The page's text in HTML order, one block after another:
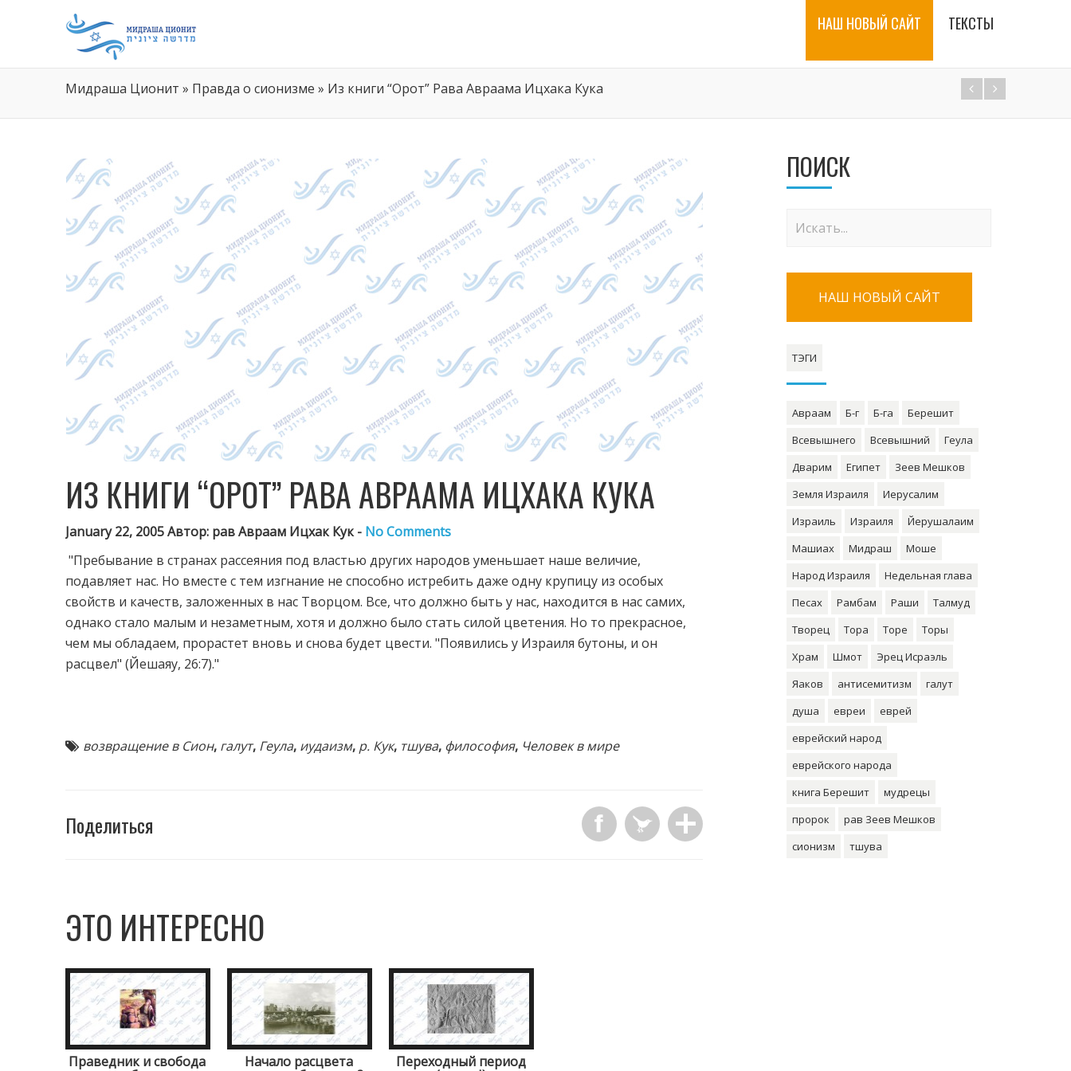
НАШ НОВЫЙ САЙТ ТЕКСТЫ
Мидраша Ционит » Правда о сионизме » Из книги “Орот” Рава Авраама Ицхака Кука
ИЗ КНИГИ “ОРОТ” РАВА АВРААМА ИЦХАКА КУКА
January 22, 2005 Автор: рав Авраам Ицхак Кук - No Comments
"Пребывание в странах рассеяния под властью других народов уменьшает наше величие,
подавляет нас. Но вместе с тем изгнание не способно истребить даже одну крупицу из особых
свойств и качеств, заложенных в нас Творцом. Все, что должно быть у нас, находится в нас самих,
однако стало малым и незаметным, хотя и должно было стать силой цветения. Но то прекрасное,
чем мы обладаем, прорастет вновь и снова будет цвести. "Появились у Израиля бутоны, и он
расцвел" (Йешаяу, 26:7)."
возвращение в Сион, галут, Геула, иудаизм, р. Кук, тшува, философия, Человек в мире
Поделиться
ЭТО ИНТЕРЕСНО
Праведник и свобода Начало расцвета Переходный период
ПОИСК
НАШ НОВЫЙ САЙТ
ТЭГИ
Авраам Б-г Б-га
Берешит
Всевышнего
Всевышний
Геула
Дварим
Египет
Зеев Мешков
Земля Израиля
Иерусалим
Израиль
Израиля
Йерушалаим
Машиах
Мидраш
Моше
Народ Израиля
Недельная глава
Песах
Рамбам Раши
Талмуд
Творец
Тора Торе
Торы
Храм
Шмот
Эрец Исраэль
Яаков
антисемитизм
галут
душа
евреи
еврей
еврейский народ
еврейского народа
книга Берешит
мудрецы
пророк
рав Зеев Мешков
сионизм
тшува